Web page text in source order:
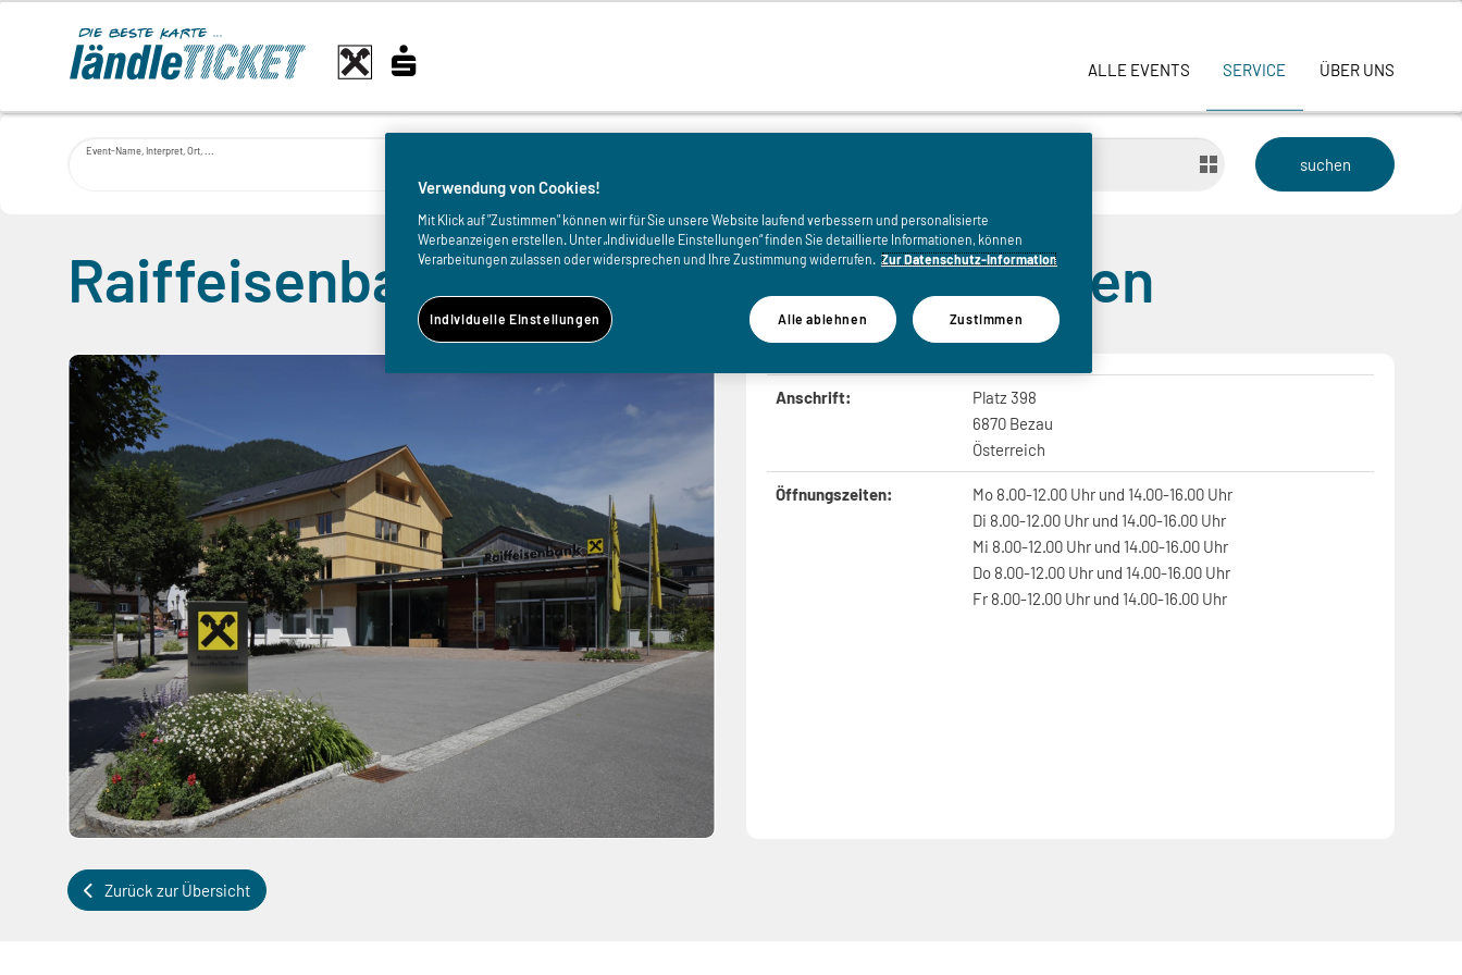
ALLE EVENTS SERVICE ÜBER UNS
Event-Name, Interpret, Ort, ...
Raiffeisenbank Bezau-Mellau-Bizau eGen
Anschrift:
Platz 398
6870 Bezau
Österreich
Öffnungszeiten:
Mo 8.00-12.00 Uhr und 14.00-16.00 Uhr
Di 8.00-12.00 Uhr und 14.00-16.00 Uhr
Mi 8.00-12.00 Uhr und 14.00-16.00 Uhr
Do 8.00-12.00 Uhr und 14.00-16.00 Uhr
Fr 8.00-12.00 Uhr und 14.00-16.00 Uhr
Zurück zur Übersicht
Verwendung von Cookies!
Mit Klick auf "Zustimmen" können wir für Sie unsere Website laufend verbessern und personalisierte
Werbeanzeigen erstellen. Unter „Individuelle Einstellungen“ finden Sie detaillierte Informationen, können
Verarbeitungen zulassen oder widersprechen und Ihre Zustimmung widerrufen.
Zur Datenschutz-Information
Alle ablehnen Zustimmen
Individuelle Einstellungen